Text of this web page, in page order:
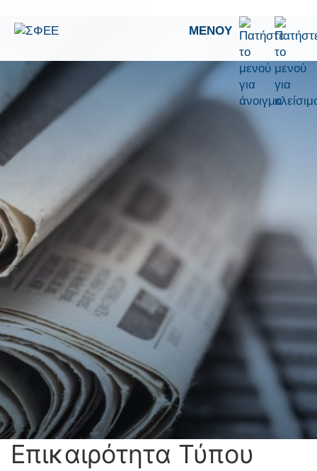
ΜΕΝΟΎ
Επικαιρότητα Τύπου